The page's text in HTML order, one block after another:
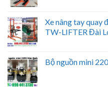
Xe nâng tay quay
TW-LIFTER Đài
Bộ nguồn mini